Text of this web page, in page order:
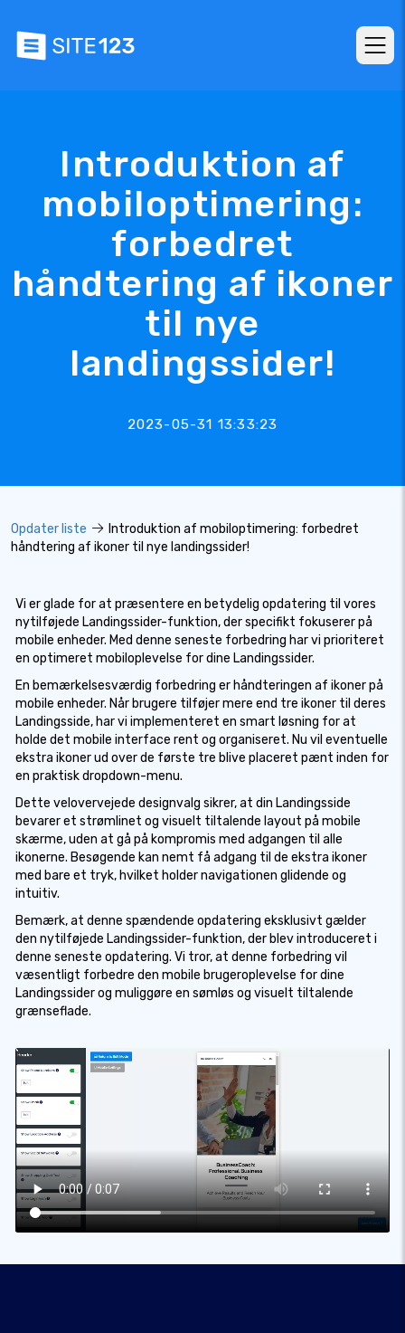
Introduktion af
mobiloptimering:
forbedret
håndtering af ikoner
til nye
landingssider!
2023-05-31 13:33:23
Opdater liste
Introduktion af mobiloptimering: forbedret
håndtering af ikoner til nye landingssider!
Vi er glade for at præsentere en betydelig opdatering til vores
nytilføjede Landingssider-funktion, der specifikt fokuserer på
mobile enheder. Med denne seneste forbedring har vi prioriteret
en optimeret mobiloplevelse for dine Landingssider.
En bemærkelsesværdig forbedring er håndteringen af ikoner på
mobile enheder. Når brugere tilføjer mere end tre ikoner til deres
Landingsside, har vi implementeret en smart løsning for at
holde det mobile interface rent og organiseret. Nu vil eventuelle
ekstra ikoner ud over de første tre blive placeret pænt inden for
en praktisk dropdown-menu.
Dette velovervejede designvalg sikrer, at din Landingsside
bevarer et strømlinet og visuelt tiltalende layout på mobile
skærme, uden at gå på kompromis med adgangen til alle
ikonerne. Besøgende kan nemt få adgang til de ekstra ikoner
med bare et tryk, hvilket holder navigationen glidende og
intuitiv.
Bemærk, at denne spændende opdatering eksklusivt gælder
den nytilføjede Landingssider-funktion, der blev introduceret i
denne seneste opdatering. Vi tror, at denne forbedring vil
væsentligt forbedre den mobile brugeroplevelse for dine
Landingssider og muliggøre en sømløs og visuelt tiltalende
grænseflade.